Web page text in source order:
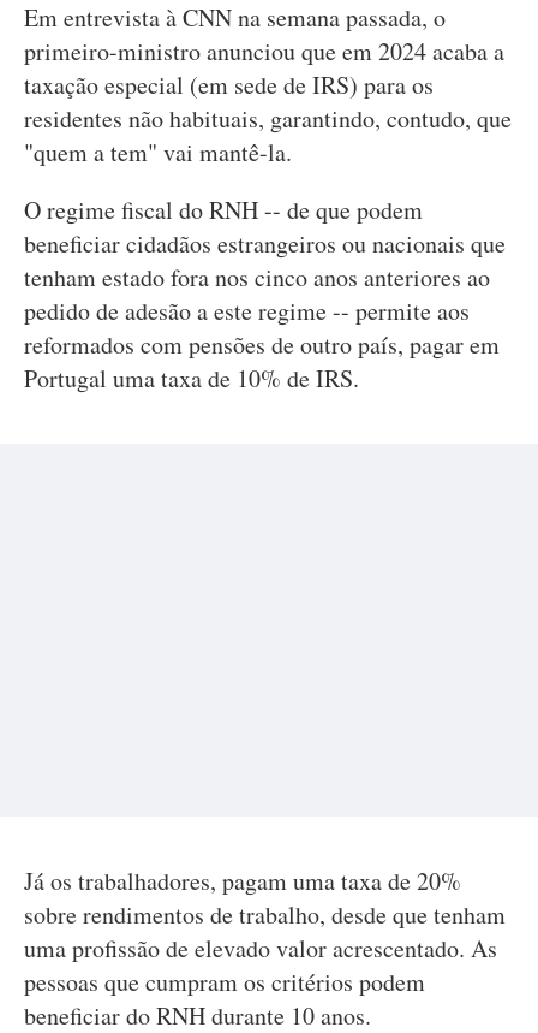
Em entrevista à CNN na semana passada, o
primeiro-ministro anunciou que em 2024 acaba a
taxação especial (em sede de IRS) para os
residentes não habituais, garantindo, contudo, que
"quem a tem" vai mantê-la.
O regime fiscal do RNH -- de que podem
beneficiar cidadãos estrangeiros ou nacionais que
tenham estado fora nos cinco anos anteriores ao
pedido de adesão a este regime -- permite aos
reformados com pensões de outro país, pagar em
Portugal uma taxa de 10% de IRS.
Já os trabalhadores, pagam uma taxa de 20%
sobre rendimentos de trabalho, desde que tenham
uma profissão de elevado valor acrescentado. As
pessoas que cumpram os critérios podem
beneficiar do RNH durante 10 anos.